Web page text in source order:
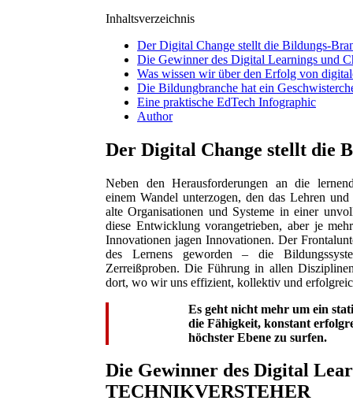
Inhaltsverzeichnis
Der Digital Change stellt die Bildungs-
Die Gewinner des Digital Learnings und
Was wissen wir über den Erfolg von
Die Bildungbranche hat ein
Eine praktische EdTech Infographic
Author
Der Digital Change stellt die
Neben den Herausforderungen an die
einem Wandel unterzogen, den das Lehren
alte Organisationen und Systeme in einer
diese Entwicklung vorangetrieben, aber je
Innovationen jagen Innovationen. Der
des Lernens geworden – die
Zerreißproben. Die Führung in allen
dort, wo wir uns effizient, kollektiv und
Es geht nicht mehr um ein
die Fähigkeit, konstant
höchster Ebene zu surfen.
Die Gewinner des Digital
TECHNIKVERSTEHER